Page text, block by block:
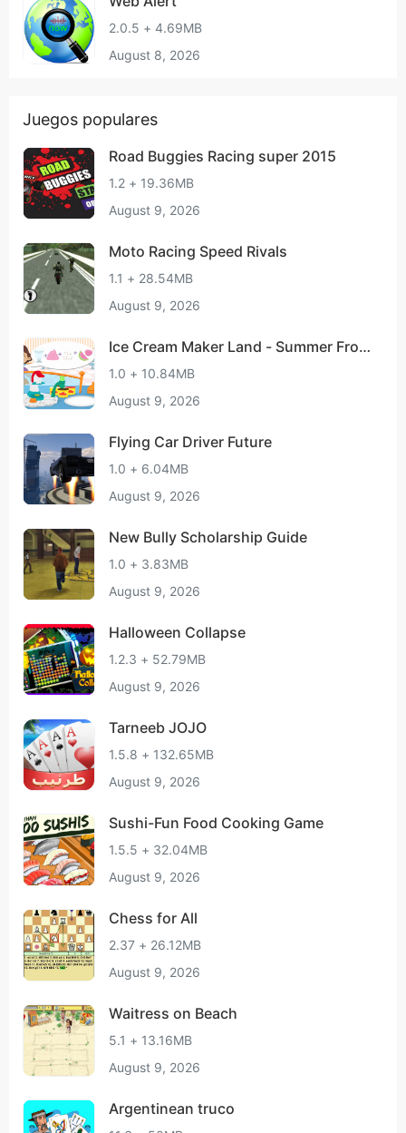
2.0.5 + 4.69MB
August 8, 2026
Juegos populares
Road Buggies Racing super 2015
1.2 + 19.36MB
August 9, 2026
Moto Racing Speed Rivals
1.1 + 28.54MB
August 9, 2026
Ice Cream Maker Land - Summer Froz
en Food
1.0 + 10.84MB
August 9, 2026
Flying Car Driver Future
1.0 + 6.04MB
August 9, 2026
New Bully Scholarship Guide
1.0 + 3.83MB
August 9, 2026
Halloween Collapse
1.2.3 + 52.79MB
August 9, 2026
Tarneeb JOJO
1.5.8 + 132.65MB
August 9, 2026
Sushi-Fun Food Cooking Game
1.5.5 + 32.04MB
August 9, 2026
Chess for All
2.37 + 26.12MB
August 9, 2026
Waitress on Beach
5.1 + 13.16MB
August 9, 2026
Argentinean truco